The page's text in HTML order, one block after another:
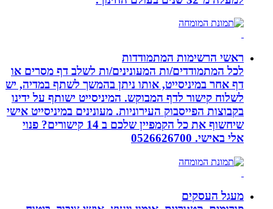
ראשי הרשימות המתמודדות
לכל המתמודדים/ות המעונינים/ות לשלב דף מסרים או
דף אחר במיניסייט, אותו ניתן בהמשך לשתף במדיה, יש
לשלוח קישור לדף המבוקש. המיניסייט ישותף על ידינו
בקבוצות הפייסבוק העירוניות. מעונינים במיניסייט אישי
שיחשוף את כל הקמפיין שלכם ב 14 קישורים? פנוי
אלי באישי. 0526626700
מעגל העסקים